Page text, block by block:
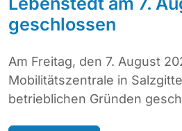
geschlossen
Am Freitag, den 7. August
Mobilitätszentrale in
betrieblichen Gründen